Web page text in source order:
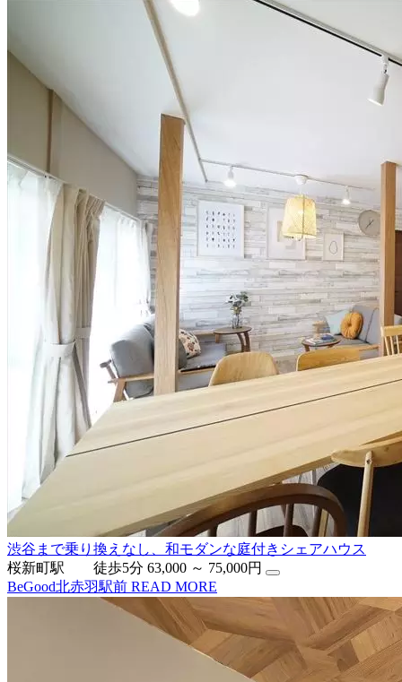
渋谷まで乗り換えなし、和モダンな庭付きシェアハウス
桜新町駅 徒歩5分 63,000 ～ 75,000円
BeGood北赤羽駅前 READ MORE